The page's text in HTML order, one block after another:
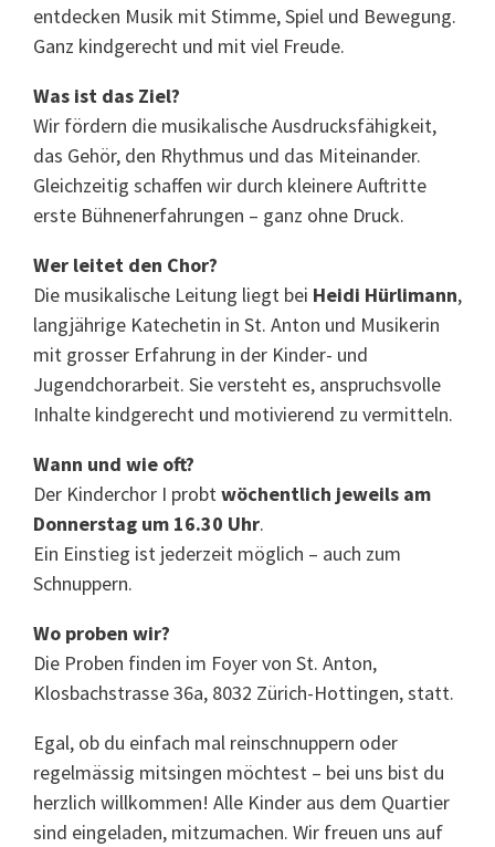
entdecken Musik mit Stimme, Spiel und Bewegung.
Ganz kindgerecht und mit viel Freude.
Was ist das Ziel?
Wir fördern die musikalische Ausdrucksfähigkeit,
das Gehör, den Rhythmus und das Miteinander.
Gleichzeitig schaffen wir durch kleinere Auftritte
erste Bühnenerfahrungen – ganz ohne Druck.
Wer leitet den Chor?
Die musikalische Leitung liegt bei Heidi Hürlimann,
langjährige Katechetin in St. Anton und Musikerin
mit grosser Erfahrung in der Kinder- und
Jugendchorarbeit. Sie versteht es, anspruchsvolle
Inhalte kindgerecht und motivierend zu vermitteln.
Wann und wie oft?
Der Kinderchor I probtwöchentlich jeweils am
Donnerstag um 16.30 Uhr.
Ein Einstieg ist jederzeit möglich – auch zum
Schnuppern.
Wo proben wir?
Die Proben finden im Foyer von St. Anton,
Klosbachstrasse 36a, 8032 Zürich-Hottingen, statt.
Egal, ob du einfach mal reinschnuppern oder
regelmässig mitsingen möchtest – bei uns bist du
herzlich willkommen! Alle Kinder aus dem Quartier
sind eingeladen, mitzumachen. Wir freuen uns auf